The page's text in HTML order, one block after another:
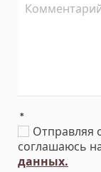
*
Отправляя
соглашаюсь
данных.